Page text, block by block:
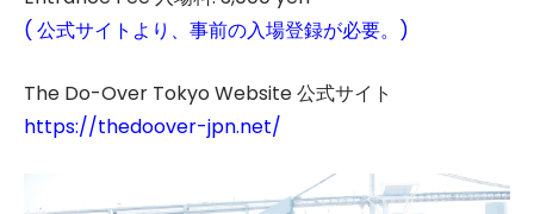
( 公式サイトより、事前の入場登録が必要。)
The Do-Over Tokyo Website 公式サイト
https://thedoover-jpn.net/